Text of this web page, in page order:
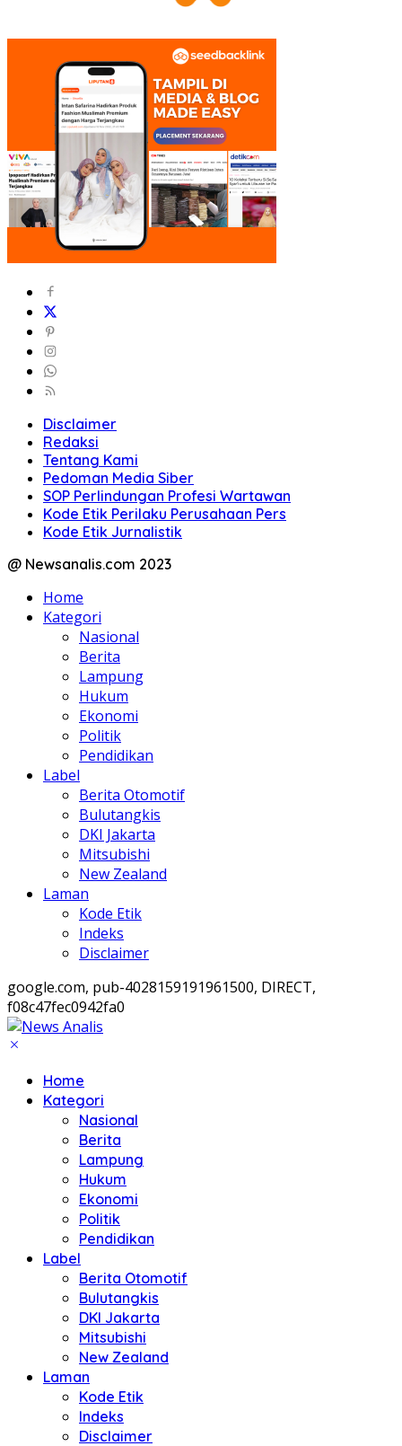
Disclaimer
Redaksi
Tentang Kami
Pedoman Media Siber
SOP Perlindungan Profesi Wartawan
Kode Etik Perilaku Perusahaan Pers
Kode Etik Jurnalistik
@ Newsanalis.com 2023
Home
Kategori
Nasional
Berita
Lampung
Hukum
Ekonomi
Politik
Pendidikan
Label
Berita Otomotif
Bulutangkis
DKI Jakarta
Mitsubishi
New Zealand
Laman
Kode Etik
Indeks
Disclaimer
google.com, pub-4028159191961500, DIRECT,
f08c47fec0942fa0
Home
Kategori
Nasional
Berita
Lampung
Hukum
Ekonomi
Politik
Pendidikan
Label
Berita Otomotif
Bulutangkis
DKI Jakarta
Mitsubishi
New Zealand
Laman
Kode Etik
Indeks
Disclaimer